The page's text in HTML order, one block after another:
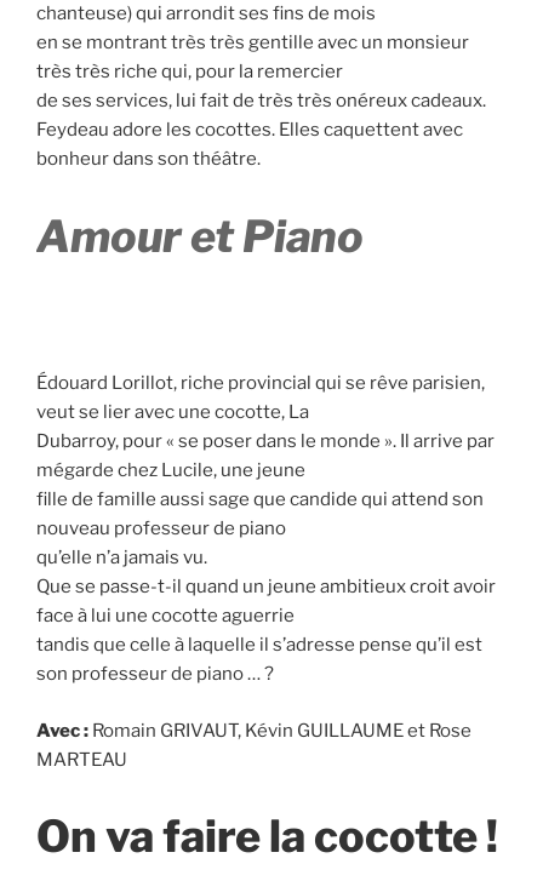
chanteuse) qui arrondit ses fins de mois
en se montrant très très gentille avec un monsieur
très très riche qui, pour la remercier
de ses services, lui fait de très très onéreux cadeaux.
Feydeau adore les cocottes. Elles caquettent avec
bonheur dans son théâtre.
Amour et Piano
Édouard Lorillot, riche provincial qui se rêve parisien,
veut se lier avec une cocotte, La
Dubarroy, pour « se poser dans le monde ». Il arrive par
mégarde chez Lucile, une jeune
fille de famille aussi sage que candide qui attend son
nouveau professeur de piano
qu’elle n’a jamais vu.
Que se passe-t-il quand un jeune ambitieux croit avoir
face à lui une cocotte aguerrie
tandis que celle à laquelle il s’adresse pense qu’il est
son professeur de piano … ?
Avec : Romain GRIVAUT, Kévin GUILLAUME et Rose
MARTEAU
On va faire la cocotte !